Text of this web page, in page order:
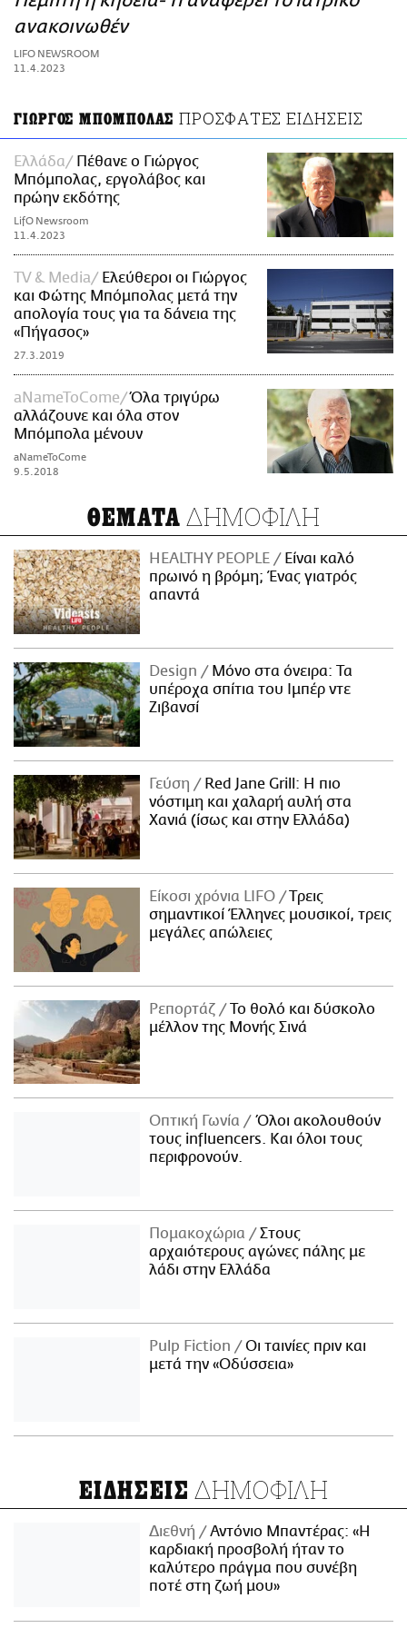
ΑΜΠΑ
PRINT
ανακοινωθέν
LIFO NEWSROOM
11.4.2023
ΓΙΩΡΓΟΣ ΜΠΟΜΠΟΛΑΣ ΠΡΟΣΦΑΤΕΣ ΕΙΔΗΣΕΙΣ
Ελλάδα
Πέθανε ο Γιώργος
Μπόμπολας, εργολάβος και
πρώην εκδότης
LifO Newsroom
11.4.2023
TV & Media
Ελεύθεροι οι Γιώργος
και Φώτης Μπόμπολας μετά την
απολογία τους για τα δάνεια της
«Πήγασος»
27.3.2019
aNameToCome
Όλα τριγύρω
αλλάζουνε και όλα στον
Μπόμπολα μένουν
aNameToCome
9.5.2018
ΘΕΜΑΤΑ ΔΗΜΟΦΙΛΗ
HEALTHY PEOPLE
Είναι καλό
πρωινό η βρόμη; Ένας γιατρός
απαντά
Design
Μόνο στα όνειρα: Τα
υπέροχα σπίτια του Ιμπέρ ντε
Ζιβανσί
Γεύση
Red Jane Grill: Η πιο
νόστιμη και χαλαρή αυλή στα
Χανιά (ίσως και στην Ελλάδα)
Είκοσι χρόνια LIFO
Tρεις
σημαντικοί Έλληνες μουσικοί, τρεις
μεγάλες απώλειες
Ρεπορτάζ
Το θολό και δύσκολο
μέλλον της Μονής Σινά
Οπτική Γωνία
Όλοι ακολουθούν
τους influencers. Και όλοι τους
περιφρονούν.
Πομακοχώρια
Στους
αρχαιότερους αγώνες πάλης με
λάδι στην Ελλάδα
Pulp Fiction
Οι ταινίες πριν και
μετά την «Οδύσσεια»
ΕΙΔΗΣΕΙΣ ΔΗΜΟΦΙΛΗ
Διεθνή
Αντόνιο Μπαντέρας: «Η
καρδιακή προσβολή ήταν το
καλύτερο πράγμα που συνέβη
ποτέ στη ζωή μου»